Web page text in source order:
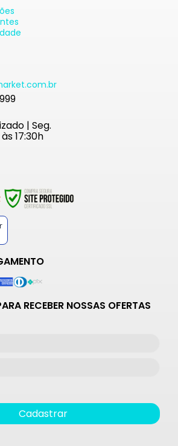
| Seg.
17:30h
RECEBER NOSSAS OFERTAS
Cadastrar